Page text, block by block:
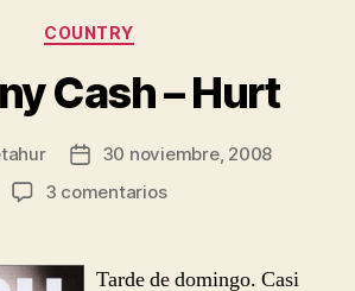
Categorías
COUNTRY
Cash – Hurt
Fecha30 noviembre, 2008
3 comentariosen
Tarde de domingo. Casi